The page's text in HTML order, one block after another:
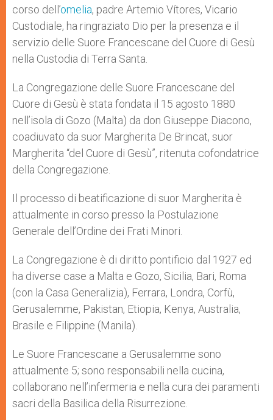
corso dell’omelia, padre Artemio Vítores, Vicario
Custodiale, ha ringraziato Dio per la presenza e il
servizio delle Suore Francescane del Cuore di Gesù
nella Custodia di Terra Santa.
La Congregazione delle Suore Francescane del
Cuore di Gesù è stata fondata il 15 agosto 1880
nell’isola di Gozo (Malta) da don Giuseppe Diacono,
coadiuvato da suor Margherita De Brincat, suor
Margherita “del Cuore di Gesù”, ritenuta cofondatrice
della Congregazione.
Il processo di beatificazione di suor Margherita è
attualmente in corso presso la Postulazione
Generale dell’Ordine dei Frati Minori.
La Congregazione è di diritto pontificio dal 1927 ed
ha diverse case a Malta e Gozo, Sicilia, Bari, Roma
(con la Casa Generalizia), Ferrara, Londra, Corfù,
Gerusalemme, Pakistan, Etiopia, Kenya, Australia,
Brasile e Filippine (Manila).
Le Suore Francescane a Gerusalemme sono
attualmente 5; sono responsabili nella cucina,
collaborano nell’infermeria e nella cura dei paramenti
sacri della Basilica della Risurrezione.